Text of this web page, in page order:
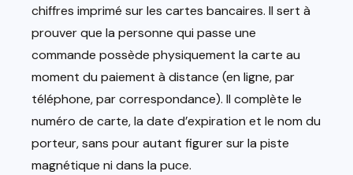
chiffres imprimé sur les cartes bancaires. Il sert à
prouver que la personne qui passe une
commande possède physiquement la carte au
moment du paiement à distance (en ligne, par
téléphone, par correspondance). Il complète le
numéro de carte, la date d’expiration et le nom du
porteur, sans pour autant figurer sur la piste
magnétique ni dans la puce.